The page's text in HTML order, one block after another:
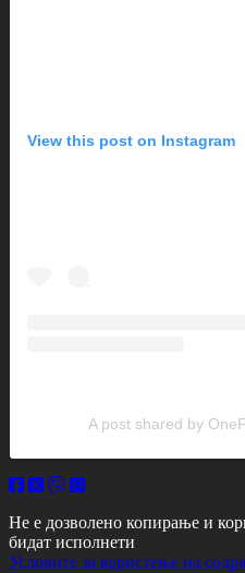
View this post on Instagram
A post shared by
Не е дозволено копирање и
бидат исполнети
Условите за користење на